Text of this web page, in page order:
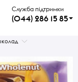
Служба підтримки
(044) 286 15 85